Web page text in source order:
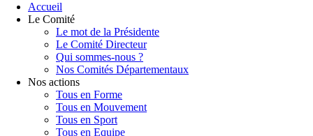
Accueil
Le Comité
Le mot de la Présidente
Le Comité Directeur
Qui sommes-nous ?
Nos Comités Départementaux
Nos actions
Tous en Forme
Tous en Mouvement
Tous en Sport
Tous en Equipe